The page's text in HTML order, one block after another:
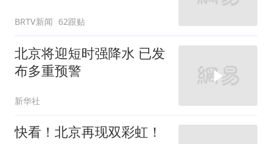
BRTV新闻 62跟贴
北京将迎短时强降水 已发
布多重预警
新华社
快看！北京再现双彩虹！